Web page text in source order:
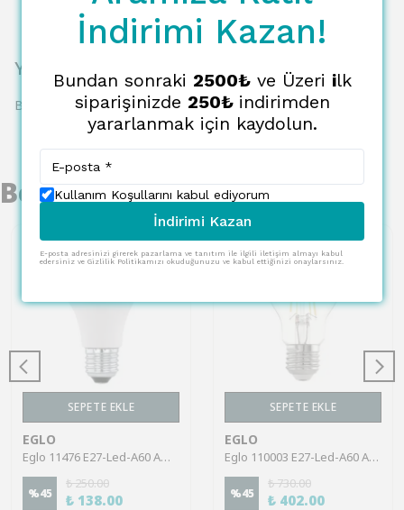
Yorumlar
Bu ürün için henüz yorum yapılmamış.
Benzer Ürünler
SEPETE EKLE
EGLO
Eglo 11476 E27-Led-A60 Ampul 1X6W Opal 3000K 470 Lümen
%45
₺ 250.00
₺ 138.00
SEPETE EKLE
EGLO
Eglo 110003 E27-Led-A60 Ampul 1X7W Şeffaf 2700K 806 Lümen
%45
₺ 730.00
₺ 402.00
İndirimi Kazan!
Bundan sonraki 2500₺ve Üzeri ilk
siparişinizde 250₺ indirimden
yararlanmak için kaydolun.
Kullanım Koşullarını kabul ediyorum
İndirimi Kazan
E-posta adresinizi girerek pazarlama ve tanıtım ile ilgili iletişim almayı kabul
edersiniz ve Gizlilik Politikamızı okuduğunuzu ve kabul ettiğinizi onaylarsınız.